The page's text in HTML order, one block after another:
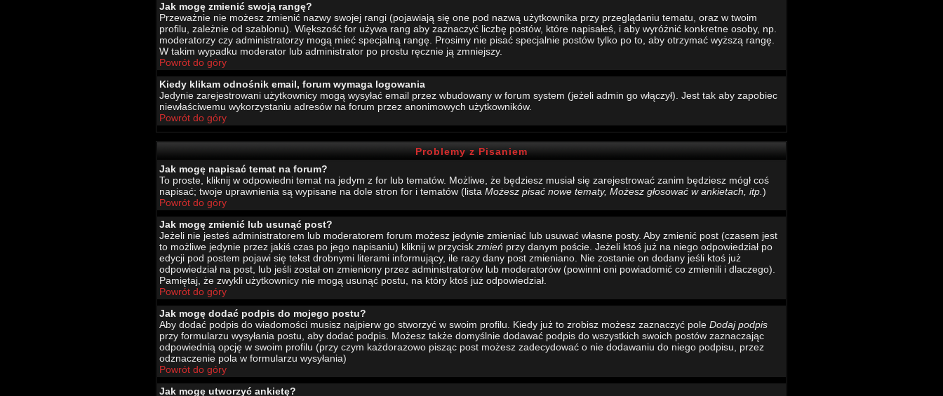
Jak mogę zmienić swoją rangę?
Przeważnie nie możesz zmienić nazwy swojej rangi (pojawiają się one pod nazwą użytkownika przy przeglądaniu tematu, oraz w twoim
profilu, zależnie od szablonu). Większość for używa rang aby zaznaczyć liczbę postów, które napisałeś, i aby wyróżnić konkretne osoby, np.
moderatorzy czy administratorzy mogą mieć specjalną rangę. Prosimy nie pisać specjalnie postów tylko po to, aby otrzymać wyższą rangę.
W takim wypadku moderator lub administrator po prostu ręcznie ją zmniejszy.
Powrót do góry
Kiedy klikam odnośnik email, forum wymaga logowania
Jedynie zarejestrowani użytkownicy mogą wysyłać email przez wbudowany w forum system (jeżeli admin go włączył). Jest tak aby zapobiec
niewłaściwemu wykorzystaniu adresów na forum przez anonimowych użytkowników.
Powrót do góry
Problemy z Pisaniem
Jak mogę napisać temat na forum?
To proste, kliknij w odpowiedni temat na jedym z for lub tematów. Możliwe, że będziesz musiał się zarejestrować zanim będziesz mógł coś
napisać; twoje uprawnienia są wypisane na dole stron for i tematów (lista Możesz pisać nowe tematy, Możesz głosować w ankietach, itp. )
Powrót do góry
Jak mogę zmienić lub usunąć post?
Jeżeli nie jesteś administratorem lub moderatorem forum możesz jedynie zmieniać lub usuwać własne posty. Aby zmienić post (czasem jest
to możliwe jedynie przez jakiś czas po jego napisaniu) kliknij w przycisk zmień przy danym poście. Jeżeli ktoś już na niego odpowiedział po
edycji pod postem pojawi się tekst drobnymi literami informujący, ile razy dany post zmieniano. Nie zostanie on dodany jeśli ktoś już
odpowiedział na post, lub jeśli został on zmieniony przez administratorów lub moderatorów (powinni oni powiadomić co zmienili i dlaczego).
Pamiętaj, że zwykli użytkownicy nie mogą usunąć postu, na który ktoś już odpowiedział.
Powrót do góry
Jak mogę dodać podpis do mojego postu?
Aby dodać podpis do wiadomości musisz najpierw go stworzyć w swoim profilu. Kiedy już to zrobisz możesz zaznaczyć pole Dodaj podpis
przy formularzu wysyłania postu, aby dodać podpis. Możesz także domyślnie dodawać podpis do wszystkich swoich postów zaznaczając
odpowiednią opcję w swoim profilu (przy czym każdorazowo pisząc post możesz zadecydować o nie dodawaniu do niego podpisu, przez
odznaczenie pola w formularzu wysyłania)
Powrót do góry
Jak mogę utworzyć ankietę?